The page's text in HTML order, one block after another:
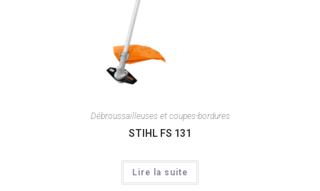
Débroussailleuses et coupes-bordures
STIHL FS 131
Lire la suite